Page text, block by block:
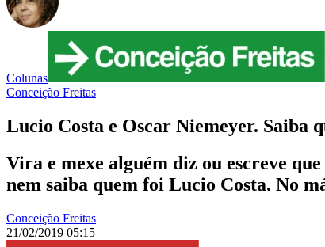
Colunas
Conceição Freitas
Lucio Costa e Oscar Niemeyer. Saiba
Vira e mexe alguém diz ou escreve
nem saiba quem foi Lucio Costa. No
Conceição Freitas
21/02/2019 05:15